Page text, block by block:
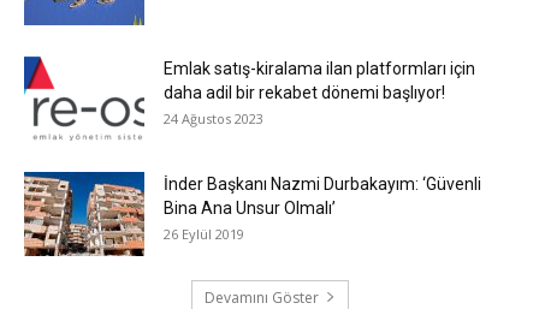
Emlak satış-kiralama ilan platformları için
daha adil bir rekabet dönemi başlıyor!
24 Ağustos 2023
İnder Başkanı Nazmi Durbakayım: ‘Güvenli
Bina Ana Unsur Olmalı’
26 Eylül 2019
Devamını Göster